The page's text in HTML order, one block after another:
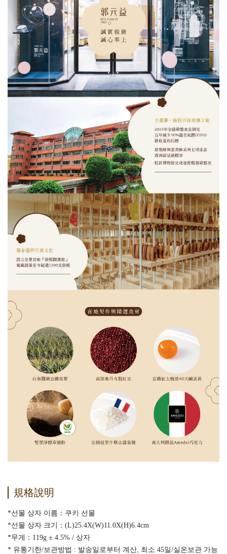
規格說明
*선물 상자 이름：쿠키 선물
*선물 상자 크기：(L)25.4X(W)11.0X(H)6.4cm
*무게：119g ± 4.5% / 상자
* 유통기한/보관방법 : 발송일로부터 계산, 최소 45일/실온보관 가능